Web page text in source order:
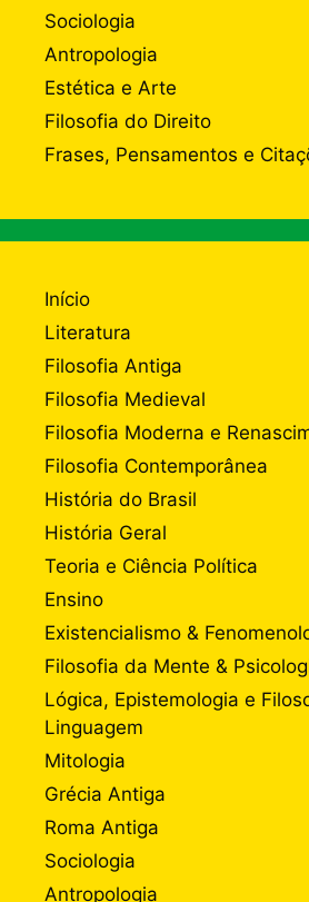
Sociologia
Antropologia
Estética e Arte
Filosofia do Direito
Frases, Pensamentos e
Início
Literatura
Filosofia Antiga
Filosofia Medieval
Filosofia Moderna e
Filosofia Contemporânea
História do Brasil
História Geral
Teoria e Ciência Política
Ensino
Existencialismo &
Filosofia da Mente &
Lógica, Epistemologia e
Linguagem
Mitologia
Grécia Antiga
Roma Antiga
Sociologia
Antropologia